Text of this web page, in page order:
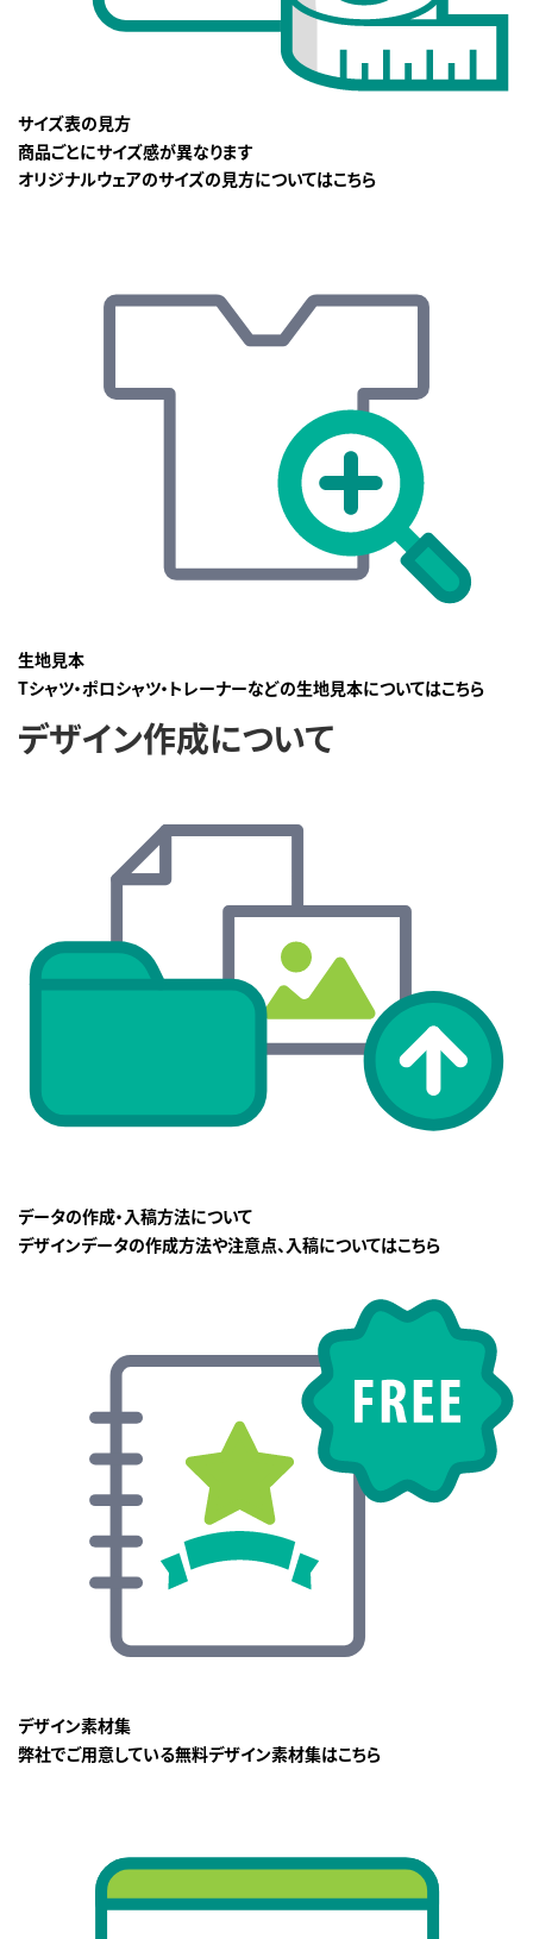
サイズ表の見方
商品ごとにサイズ感が異なります
オリジナルウェアのサイズの見方についてはこちら
生地見本
Tシャツ・ポロシャツ・トレーナーなどの生地見本についてはこちら
デザイン作成について
データの作成・入稿方法について
デザインデータの作成方法や注意点、入稿についてはこちら
デザイン素材集
弊社でご用意している無料デザイン素材集はこちら